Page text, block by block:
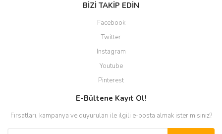
BİZİ TAKİP EDİN
Facebook
Twitter
Instagram
Youtube
Pinterest
E-Bültene Kayıt Ol!
Fırsatları, kampanya ve duyuruları ile ilgili e-posta almak ister misiniz?